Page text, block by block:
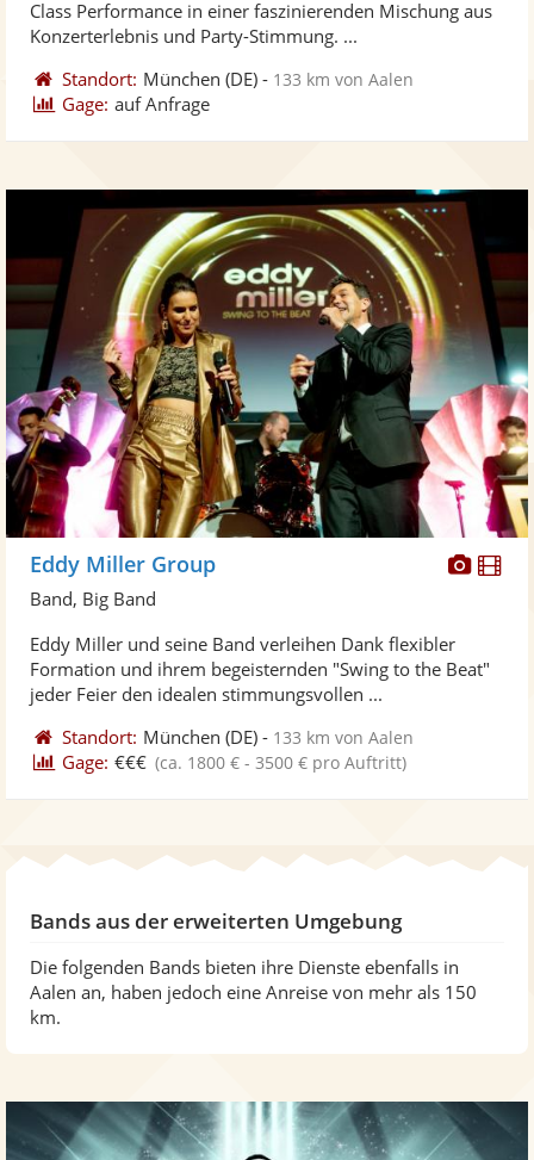
Class Performance in einer faszinierenden Mischung aus
Konzerterlebnis und Party-Stimmung. ...
Standort: München (DE) - 133 km von Aalen
Gage: auf Anfrage
Eddy Miller Group
Band, Big Band
Eddy Miller und seine Band verleihen Dank flexibler
Formation und ihrem begeisternden "Swing to the Beat"
jeder Feier den idealen stimmungsvollen ...
Standort: München (DE) - 133 km von Aalen
Gage: €€€ (ca. 1800 € - 3500 € pro Auftritt)
Bands aus der erweiterten Umgebung
Die folgenden Bands bieten ihre Dienste ebenfalls in
Aalen an, haben jedoch eine Anreise von mehr als 150
km.